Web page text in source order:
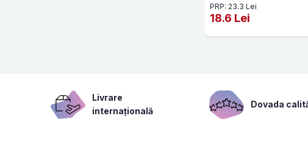
PRP: 23.3 Lei
18.6 Lei
Livrare
internațională
Dovada